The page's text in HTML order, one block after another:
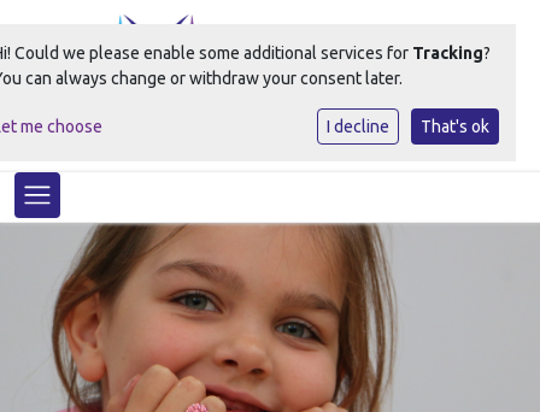
Ontdekt het beste in elk kind!
Toggle navigation
Could we please enable some additional services for Tracking?
can always change or withdraw your consent later.
me choose I decline That's ok